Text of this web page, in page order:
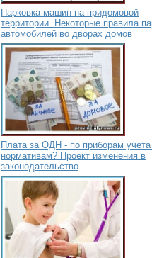
Парковка машин на придомовой
территории. Некоторые правила
автомобилей во дворах домов
Плата за ОДН - по приборам
нормативам? Проект изменения в
законодательство